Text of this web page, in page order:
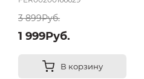
3 899Руб.
1 999Руб.
В корзину